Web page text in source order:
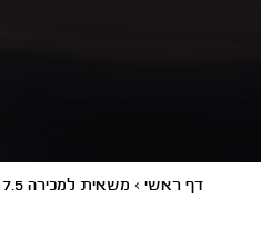
דף ראשי > משאית למכירה 7.5 טון